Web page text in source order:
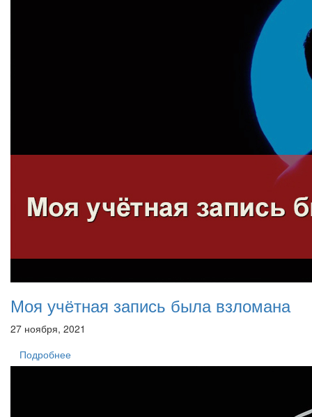
Моя учётная запись была взломана
27 ноября, 2021
Подробнее